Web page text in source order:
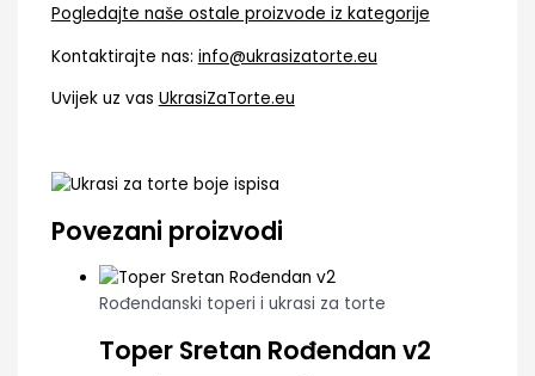
Pogledajte naše ostale proizvode iz kategorije
Kontaktirajte nas: info@ukrasizatorte.eu
Uvijek uz vas UkrasiZaTorte.eu
Povezani proizvodi
Rođendanski toperi i ukrasi za torte
Toper Sretan Rođendan v2